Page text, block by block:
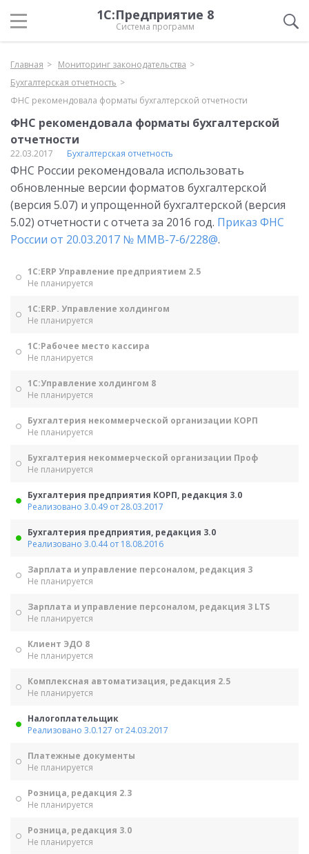
1С:Предприятие 8
Система программ
Главная
Мониторинг законодательства
Бухгалтерская отчетность
ФНС рекомендовала форматы бухгалтерской отчетности
ФНС рекомендовала форматы бухгалтерской
отчетности
22.03.2017 Бухгалтерская отчетность
ФНС России рекомендовала использовать
обновленные версии форматов бухгалтерской
(версия 5.07) и упрощенной бухгалтерской (версия
5.02) отчетности с отчета за 2016 год. Приказ ФНС
России от 20.03.2017 № ММВ-7-6/228@.
1С:ERP Управление предприятием 2.5
Не планируется
1С:ERP. Управление холдингом
Не планируется
1С:Рабочее место кассира
Не планируется
1С:Управление холдингом 8
Не планируется
Бухгалтерия некоммерческой организации КОРП
Не планируется
Бухгалтерия некоммерческой организации Проф
Не планируется
Бухгалтерия предприятия КОРП, редакция 3.0
Реализовано 3.0.49 от 28.03.2017
Бухгалтерия предприятия, редакция 3.0
Реализовано 3.0.44 от 18.08.2016
Зарплата и управление персоналом, редакция 3
Не планируется
Зарплата и управление персоналом, редакция 3 LTS
Не планируется
Клиент ЭДО 8
Не планируется
Комплексная автоматизация, редакция 2.5
Не планируется
Налогоплательщик
Реализовано 3.0.127 от 24.03.2017
Платежные документы
Не планируется
Розница, редакция 2.3
Не планируется
Розница, редакция 3.0
Не планируется